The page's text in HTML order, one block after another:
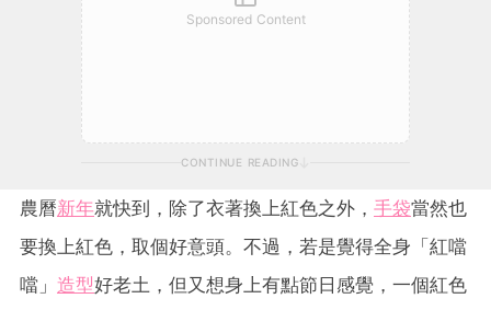
Sponsored Content
CONTINUE READING
農曆新年就快到，除了衣著換上紅色之外， 手袋當然也
要換上紅色，取個好意頭。不過，若是覺得全身「紅噹
噹」 造型好老土，但又想身上有點節日感覺，一個紅色